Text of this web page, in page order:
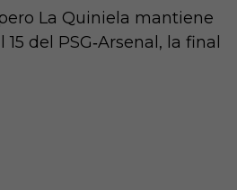
La Quiniela mantiene
del PSG‑Arsenal, la final